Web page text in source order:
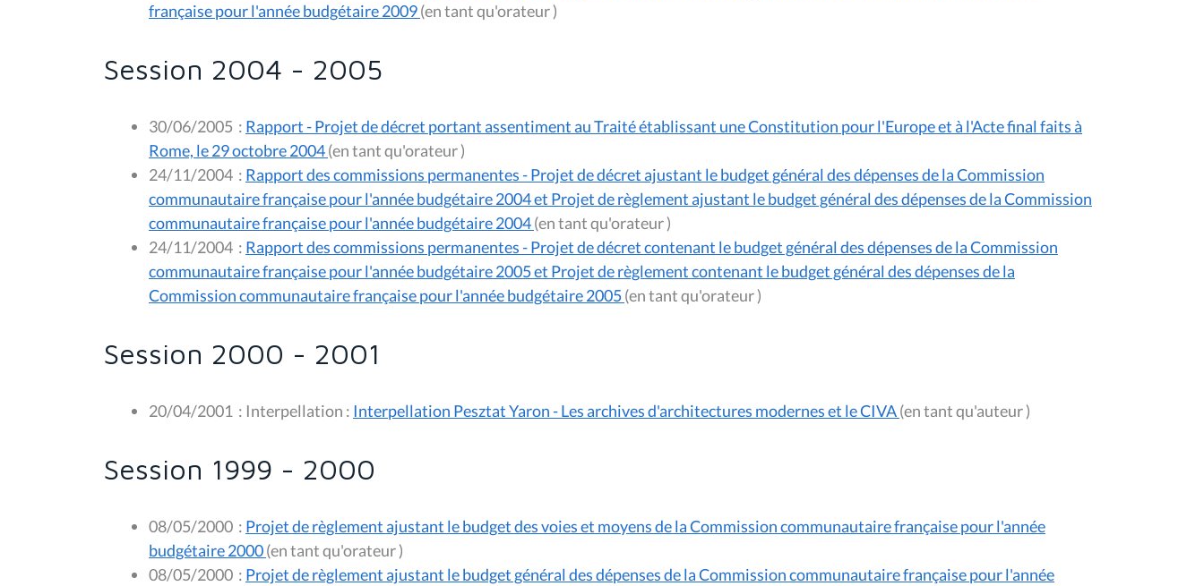
française pour l'année budgétaire 2009
(en tant qu'orateur )
Session 2004 - 2005
30/06/2005 : Rapport - Projet de décret portant assentiment au Traité établissant une Constitution pour l'Europe et à l'Acte final faits à
Rome, le 29 octobre 2004
(en tant qu'orateur )
24/11/2004 : Rapport des commissions permanentes - Projet de décret ajustant le budget général des dépenses de la Commission
communautaire française pour l'année budgétaire 2004 et Projet de règlement ajustant le budget général des dépenses de la Commission
communautaire française pour l'année budgétaire 2004
(en tant qu'orateur )
24/11/2004 : Rapport des commissions permanentes - Projet de décret contenant le budget général des dépenses de la Commission
communautaire française pour l'année budgétaire 2005 et Projet de règlement contenant le budget général des dépenses de la
Commission communautaire française pour l'année budgétaire 2005
(en tant qu'orateur )
Session 2000 - 2001
20/04/2001 : Interpellation : Interpellation Pesztat Yaron - Les archives d'architectures modernes et le CIVA (en tant qu'auteur )
Session 1999 - 2000
08/05/2000 : Projet de règlement ajustant le budget des voies et moyens de la Commission communautaire française pour l'année
budgétaire 2000
(en tant qu'orateur )
08/05/2000 : Projet de règlement ajustant le budget général des dépenses de la Commission communautaire française pour l'année